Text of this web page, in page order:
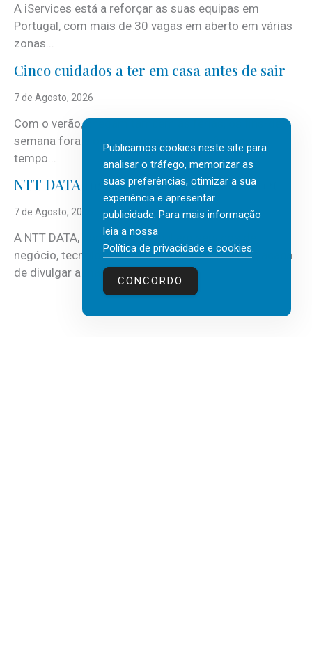
A iServices está a reforçar as suas equipas em
Portugal, com mais de 30 vagas em aberto em várias
zonas...
Cinco cuidados a ter em casa antes de sair
7 de Agosto, 2026
Com o verão, chegam também as férias, os fins-de-
semana fora e os dias em que a casa fica mais
tempo...
NTT DATA Insurtech Global Outlook 2026
7 de Agosto, 2026
A NTT DATA, consultora global em serviços de
negócio, tecnologia e inteligência artificial (IA), acaba
de divulgar a mais recente...
Publicamos cookies neste site para
analisar o tráfego, memorizar as
suas preferências, otimizar a sua
experiência e apresentar
publicidade. Para mais informação
leia a nossa
Política de privacidade e cookies.
CONCORDO